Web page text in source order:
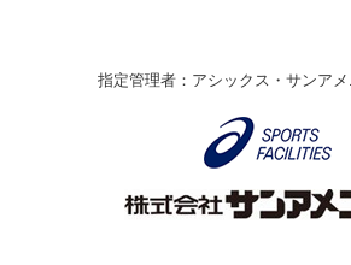
伊丹市総合体育大会 バレーボール大
なわとびイベントを開催しました！
指定管理者：アシックス・サンア